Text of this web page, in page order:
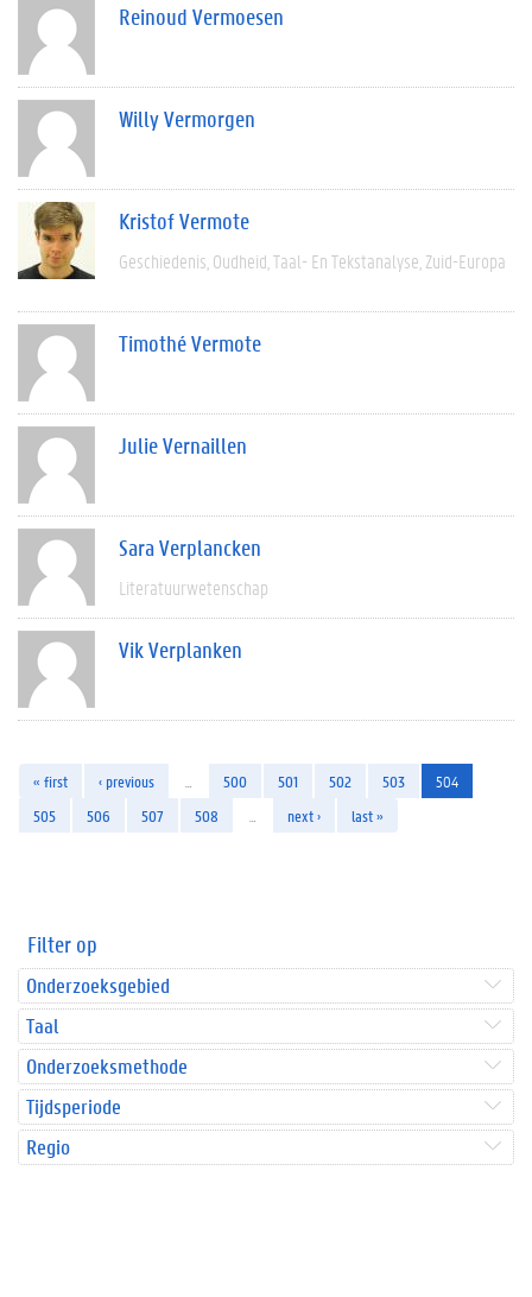
Reinoud Vermoesen
Willy Vermorgen
Kristof Vermote
Geschiedenis Oudheid Taal- En Tekstanalyse Zuid-Europa
Timothé Vermote
Julie Vernaillen
Sara Verplancken
Literatuurwetenschap
Vik Verplanken
« first ‹ previous 500 501 502 503
504
505
506 507 508 next › last »
Filter op
Onderzoeksgebied
Taal
Onderzoeksmethode
Tijdsperiode
Regio